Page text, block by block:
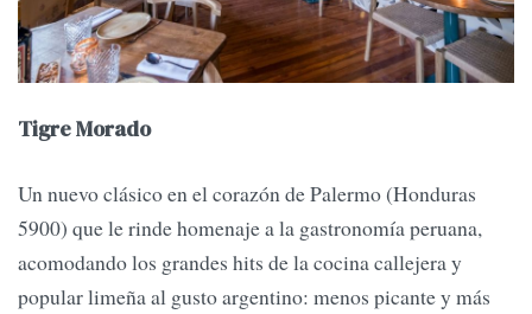
Tigre Morado
Un nuevo clásico en el corazón de Palermo (Honduras
5900) que le rinde homenaje a la gastronomía peruana,
acomodando los grandes hits de la cocina callejera y
popular limeña al gusto argentino: menos picante y más